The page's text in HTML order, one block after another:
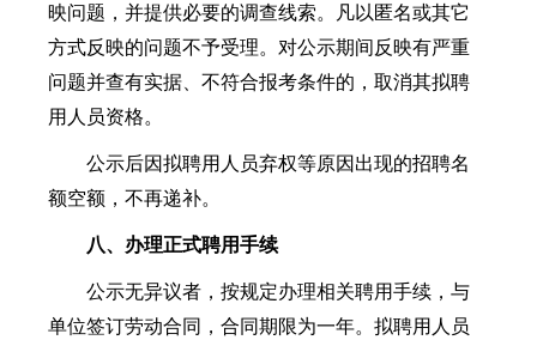
映问题，并提供必要的调查线索。凡以匿名或其它
方式反映的问题不予受理。对公示期间反映有严重
问题并查有实据、不符合报考条件的，取消其拟聘
用人员资格。
公示后因拟聘用人员弃权等原因出现的招聘名
额空额，不再递补。
八、办理正式聘用手续
公示无异议者，按规定办理相关聘用手续，与
单位签订劳动合同，合同期限为一年。拟聘用人员